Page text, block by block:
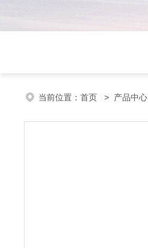
当前位置： 首页 > 产品中心